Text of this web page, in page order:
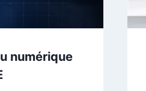
numérique